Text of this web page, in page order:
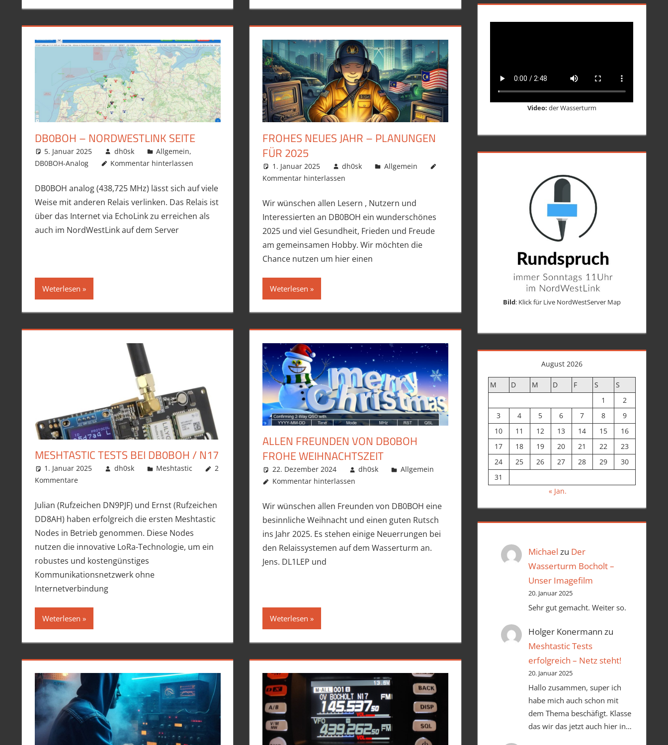
DB0BOH – NORDWESTLINK SEITE
5. Januar 2025 dh0sk Allgemein,
DB0BOH-Analog
Kommentar hinterlassen
DB0BOH analog (438,725 MHz) lässt sich auf viele
Weise mit anderen Relais verlinken. Das Relais ist
über das Internet via EchoLink zu erreichen als
auch im NordWestLink auf dem Server
Weterlesen
FROHES NEUES JAHR – PLANUNGEN
FÜR 2025
1. Januar 2025 dh0sk
Allgemein
Kommentar hinterlassen
Wir wünschen allen Lesern , Nutzern und
Interessierten an DB0BOH ein wunderschönes
2025 und viel Gesundheit, Frieden und Freude
am gemeinsamen Hobby. Wir möchten die
Chance nutzen um hier einen
Weterlesen
MESHTASTIC TESTS BEI DB0BOH / N17
1. Januar 2025 dh0sk Meshtastic
2
Kommentare
Julian (Rufzeichen DN9PJF) und Ernst (Rufzeichen
DD8AH) haben erfolgreich die ersten Meshtastic
Nodes in Betrieb genommen. Diese Nodes
nutzen die innovative LoRa-Technologie, um ein
robustes und kostengünstiges
Kommunikationsnetzwerk ohne
Internetverbindung
Weterlesen
ALLEN FREUNDEN VON DB0BOH
FROHE WEIHNACHTSZEIT
22. Dezember 2024 dh0sk
Allgemein
Kommentar hinterlassen
Wir wünschen allen Freunden von DB0BOH eine
besinnliche Weihnacht und einen guten Rutsch
ins Jahr 2025. Es stehen einige Neuerrungen bei
den Relaissystemen auf dem Wasserturm an.
Jens. DL1LEP und
Weterlesen
Video: der Wasserturm
Bild: Klick für Live NordWestServer Map
August 2026
M D M D F S
S
1
2
3
4 5 6 7 8
9
10
11 12 13 14 15
16
17
18 19 20 21 22
23
24
25 26 27 28 29
30
31
« Jan.
Michael zu Der
Wasserturm Bocholt –
Unser Imagefilm
20. Januar 2025
Sehr gut gemacht. Weiter so.
Holger Konermann zu
Meshtastic Tests
erfolgreich – Netz steht!
20. Januar 2025
Hallo zusammen, super ich
habe mich auch schon mit
dem Thema beschäfigt. Klasse
das wir das jetzt auch hier in…